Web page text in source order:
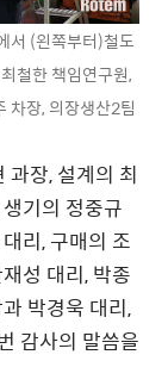
서 (왼쪽부터)철도
철한 책임연구원,
차장, 의장생산2팀
장, 설계의 최
기의 정중규
리, 구매의 조
성 대리, 박종
박경욱 대리,
감사의 말씀을